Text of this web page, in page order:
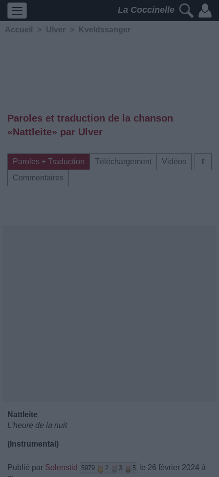
La Coccinelle
Accueil > Ulver > Kveldssanger
Paroles et traduction de la chanson
«Nattleite» par Ulver
⇑
Paroles + Traduction Téléchargement
Vidéos
Commentaires
Nattleite
L'heure de la nuit
(Instrumental)
Publié par Solenstid 5979 2 3 5
le 26 février 2024 à